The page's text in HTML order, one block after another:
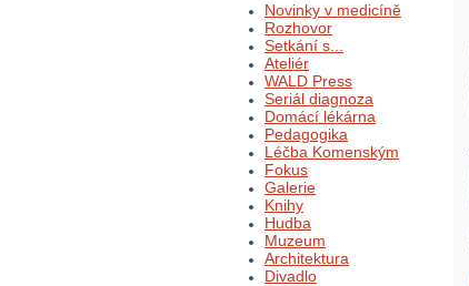
Novinky v medicíně
Rozhovor
Setkání s...
Ateliér
WALD Press
Seriál diagnoza
Domácí lékárna
Pedagogika
Léčba Komenským
Fokus
Galerie
Knihy
Hudba
Muzeum
Architektura
Divadlo